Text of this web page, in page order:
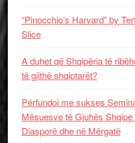
“Pinocchio’s Harvard” by
Slice
A duhet që Shqipëria të
të gjithë shqiptarët?
Përfundoi me sukses
Mësuesve të Gjuhës
Diasporë dhe në Mërgatë